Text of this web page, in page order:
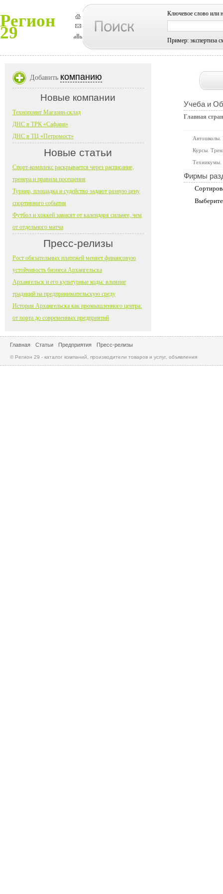
Регион
29
Ключевое слово или
Пример: экспертиза
Учеба и
Главная
Автошколы.
Курсы.
Техникумы.
Фирмы
Добавить компанию
Новые компании
Технопоинт Магазин-склад
ДНС в ТРК «Сафари»
ДНС в ТЦ «Петромост»
Новые статьи
Спорт-комплекс раскрывается через расписание,
тренера и правила посещения
Турнир, площадка и судейство задают разную цену
спортивного события
Футбол и хоккей зависят от календаря сильнее, чем
от отдельного матча
Пресс-релизы
Рост обязательных платежей меняет финансовую
устойчивость бизнеса Архангельска
Архангельск и его культурные коды: влияние
традиций на предпринимательскую среду
История Архангельска как промышленного центра:
от порта до современных предприятий
Главная Статьи Предприятия Пресс-релизы
© Регион 29 - каталог компаний, производители товаров и услуг, объявления